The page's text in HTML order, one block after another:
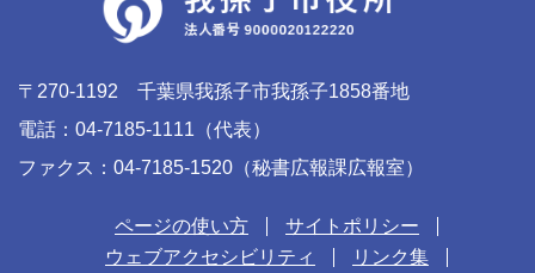
〒270-1192 千葉県我孫子市我孫子1858番地
電話：04-7185-1111（代表）
ファクス：04-7185-1520（秘書広報課広報室）
ページの使い方
サイトポリシー
ウェブアクセシビリティ
リンク集